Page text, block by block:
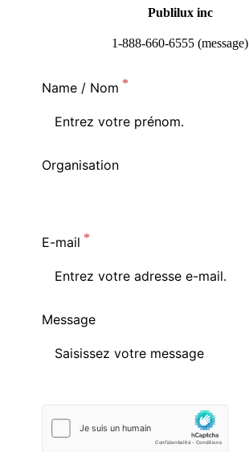
Publilux inc
1-888-660-6555 (message)
Name / Nom
Organisation
E-mail
Message